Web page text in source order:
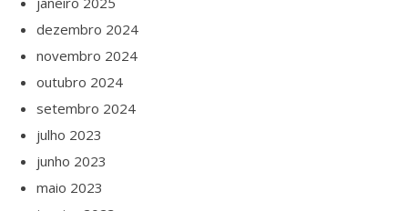
dezembro 2024
novembro 2024
outubro 2024
setembro 2024
julho 2023
junho 2023
maio 2023